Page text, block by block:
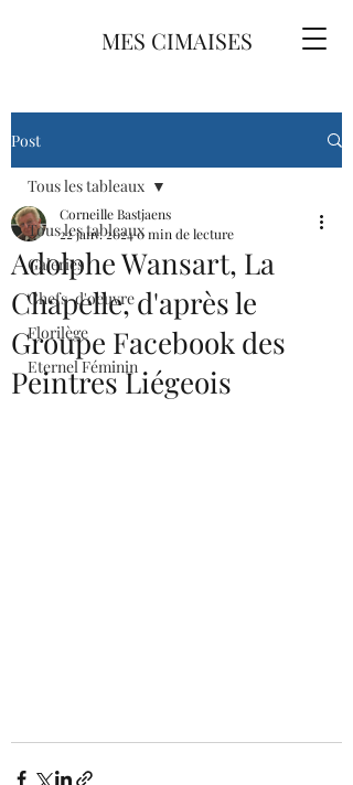
MES CIMAISES
Post
Tous les tableaux
Galeries
Chefs-d'oeuvre
Florilège
Eternel Féminin
Tous les tableaux
Adolphe Wansart, La
Chapelle, d'après le
Groupe Facebook des
Peintres Liégeois
Corneille Bastjaens
22 janv. 20240 min de lecture